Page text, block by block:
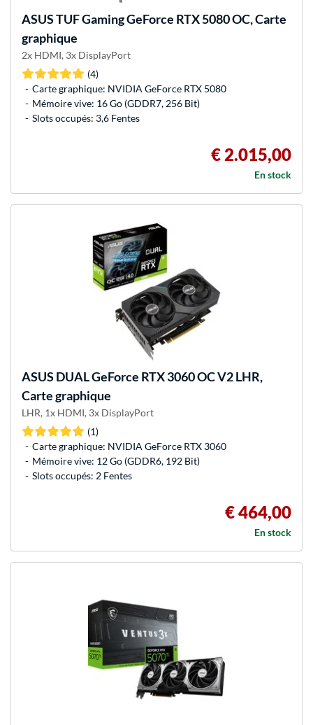
ASUSTUF Gaming GeForce RTX 5080 OC, Carte
graphique
2x HDMI, 3x DisplayPort
(4)
Carte graphique: NVIDIA GeForce RTX 5080
Mémoire vive: 16 Go (GDDR7, 256 Bit)
Slots occupés: 3,6 Fentes
€ 2.015,00
En stock
ASUS DUAL GeForce RTX 3060 OC V2 LHR,
Carte graphique
LHR, 1x HDMI, 3x DisplayPort
(1)
Carte graphique: NVIDIA GeForce RTX 3060
Mémoire vive: 12 Go (GDDR6, 192 Bit)
Slots occupés: 2 Fentes
€ 464,00
En stock